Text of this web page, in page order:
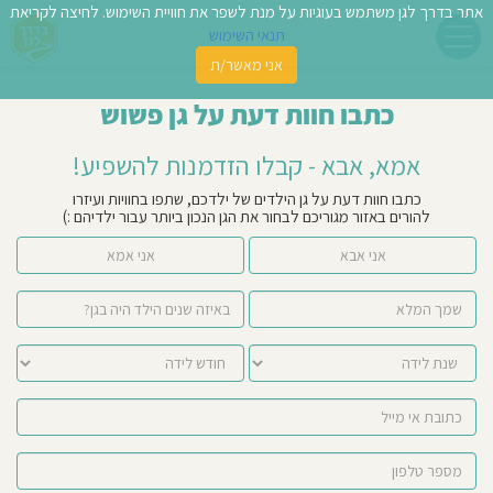
כתבו חוות דעת על גן פשוש
אמא, אבא - קבלו הזדמנות להשפיע!
כתבו חוות דעת על גן הילדים של ילדכם, שתפו בחוויות ועיזרו
להורים באזור מגוריכם לבחור את הגן הנכון ביותר עבור ילדיהם :)
אני אמא אני אבא
אתר בדרך לגן משתמש בעוגיות על מנת לשפר את חוויית השימוש. לחיצה לקריאת
תנאי השימוש
אני מאשר/ת